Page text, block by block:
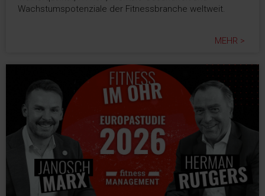
Wachstumspotenziale der Fitnessbranche weltweit.
MEHR >